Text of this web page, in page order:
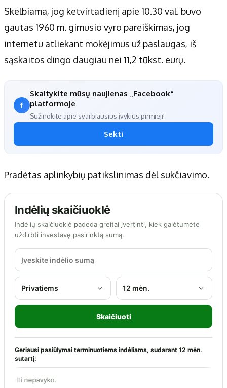
Privatumo politika
Receptai
Skelbiama, jog ketvirtadienį apie 10.30 val. buvo
gautas 1960 m. gimusio vyro pareiškimas, jog
internetu atliekant mokėjimus už paslaugas, iš
sąskaitos dingo daugiau nei 11,2 tūkst. eurų.
Skaitykite mūsų naujienas „Facebook“
platformoje
Sužinokite apie svarbiausius įvykius pirmieji!
Sekti
Pradėtas aplinkybių patikslinimas dėl sukčiavimo.